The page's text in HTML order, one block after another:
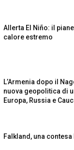
Allerta El Niño: il
calore estremo
L’Armenia dopo il
nuova geopolitica di
Europa, Russia e
Falkland, una